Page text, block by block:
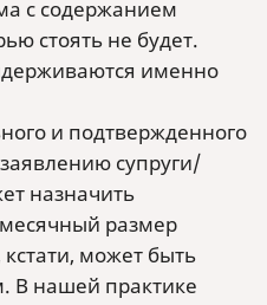
с содержанием
стоять не будет.
именно
и подтвержденного
супруги/
назначить
размер
может быть
В нашей практике